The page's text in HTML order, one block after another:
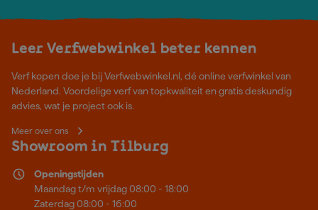
Leer Verfwebwinkel beter kennen
Verf kopen doe je bij Verfwebwinkel.nl, dé online verfwinkel van
Nederland. Voordelige verf van topkwaliteit en gratis deskundig
advies, wat je project ook is.
Meer over ons
Showroom in Tilburg
Openingstijden
Maandag t/m vrijdag 08:00 - 18:00
Zaterdag 08:00 - 16:00